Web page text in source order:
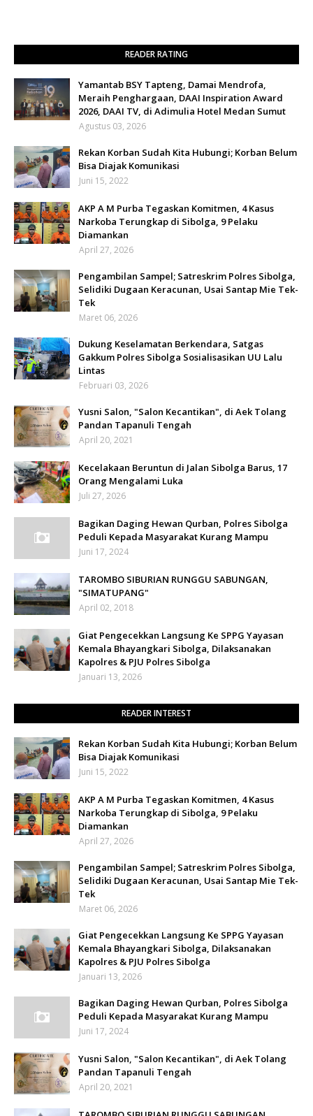
READER RATING
Yamantab BSY Tapteng, Damai Mendrofa,
Meraih Penghargaan, DAAI Inspiration Award
2026, DAAI TV, di Adimulia Hotel Medan Sumut
Agustus 03, 2026
Rekan Korban Sudah Kita Hubungi; Korban Belum
Bisa Diajak Komunikasi
Juni 15, 2022
AKP A M Purba Tegaskan Komitmen, 4 Kasus
Narkoba Terungkap di Sibolga, 9 Pelaku
Diamankan
April 27, 2026
Pengambilan Sampel; Satreskrim Polres Sibolga,
Selidiki Dugaan Keracunan, Usai Santap Mie Tek-
Tek
Maret 06, 2026
Dukung Keselamatan Berkendara, Satgas
Gakkum Polres Sibolga Sosialisasikan UU Lalu
Lintas
Februari 03, 2026
Yusni Salon, "Salon Kecantikan", di Aek Tolang
Pandan Tapanuli Tengah
April 20, 2021
Kecelakaan Beruntun di Jalan Sibolga Barus, 17
Orang Mengalami Luka
Juli 27, 2026
Bagikan Daging Hewan Qurban, Polres Sibolga
Peduli Kepada Masyarakat Kurang Mampu
Juni 17, 2024
TAROMBO SIBURIAN RUNGGU SABUNGAN,
"SIMATUPANG"
April 02, 2018
Giat Pengecekkan Langsung Ke SPPG Yayasan
Kemala Bhayangkari Sibolga, Dilaksanakan
Kapolres & PJU Polres Sibolga
Januari 13, 2026
READER INTEREST
Rekan Korban Sudah Kita Hubungi; Korban Belum
Bisa Diajak Komunikasi
Juni 15, 2022
AKP A M Purba Tegaskan Komitmen, 4 Kasus
Narkoba Terungkap di Sibolga, 9 Pelaku
Diamankan
April 27, 2026
Pengambilan Sampel; Satreskrim Polres Sibolga,
Selidiki Dugaan Keracunan, Usai Santap Mie Tek-
Tek
Maret 06, 2026
Giat Pengecekkan Langsung Ke SPPG Yayasan
Kemala Bhayangkari Sibolga, Dilaksanakan
Kapolres & PJU Polres Sibolga
Januari 13, 2026
Bagikan Daging Hewan Qurban, Polres Sibolga
Peduli Kepada Masyarakat Kurang Mampu
Juni 17, 2024
Yusni Salon, "Salon Kecantikan", di Aek Tolang
Pandan Tapanuli Tengah
April 20, 2021